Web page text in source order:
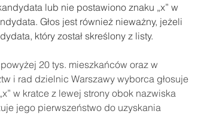
lub nie postawiono znaku „x” w
Głos jest również nieważny, jeżeli
który został skreślony z listy.
20 tys. mieszkańców oraz w
i rad dzielnic Warszawy wyborca głosuje
w kratce z lewej strony obok nazwiska
jego pierwszeństwo do uzyskania